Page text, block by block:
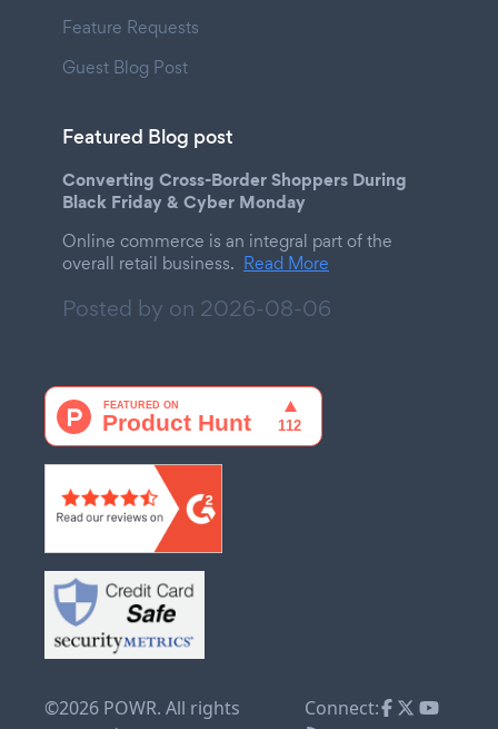
Feature Requests
Guest Blog Post
Featured Blog post
Converting Cross-Border Shoppers During
Black Friday & Cyber Monday
Online commerce is an integral part of the
overall retail business. Read More
Posted by on 2026-08-06
©2026 POWR. All rights
Connect: